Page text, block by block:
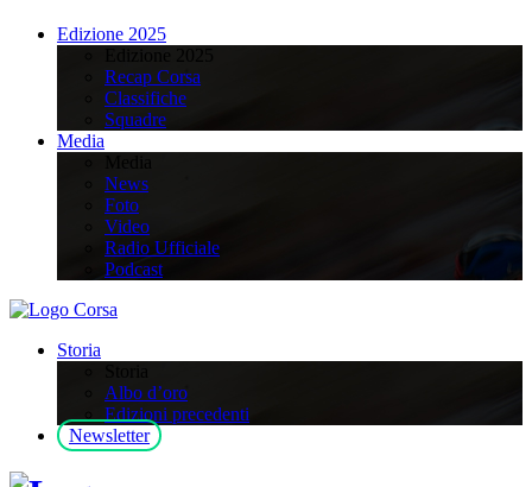
Edizione 2025
Recap Corsa
Classifiche
Squadre
Media
News
Foto
Video
Radio Ufficiale
Podcast
Storia
Albo d’oro
Edizioni precedenti
Newsletter